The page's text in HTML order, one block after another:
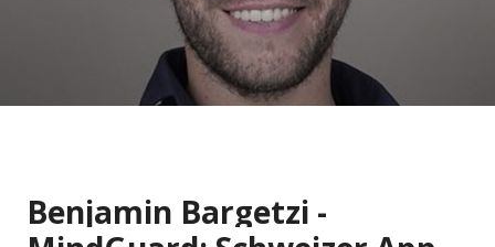
English
Benjamin Bargetzi -